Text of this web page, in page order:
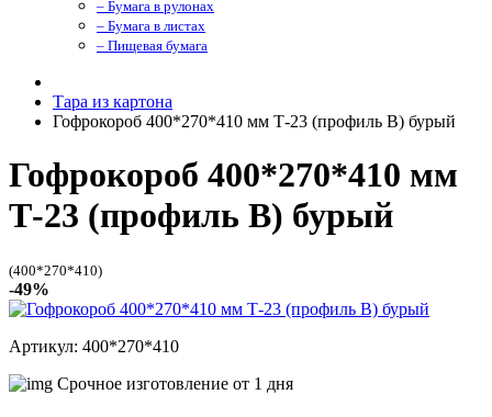
– Бумага в рулонах
– Бумага в листах
– Пищевая бумага
Тара из картона
Гофрокороб 400*270*410 мм Т-23 (профиль B) бурый
Гофрокороб 400*270*410 мм
Т-23 (профиль B) бурый
(400*270*410)
-49%
Артикул: 400*270*410
Срочное изготовление от 1 дня